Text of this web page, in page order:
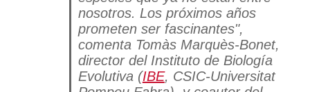
nosotros. Los próximos años
prometen ser fascinantes",
comenta Tomàs Marquès-Bonet,
director del Instituto de Biología
Evolutiva (IBE, CSIC-Universitat